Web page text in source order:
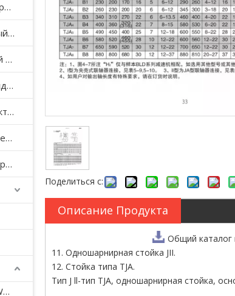
Редуктор с алюминиевым корпусом серии NMRV
Циклоидальный вертушечный редуктор B/X
ZQ ZD ZL ZS Цилиндрический редуктор с мягкой поверхностью зуба
ZSY ZLYJ DBY QJ ZD DC цилиндрический зубчатый редуктор средней твердости с поверхностью зуба
Спирально-конический редуктор серии T
SWL JW JWB Червячный подъемный домкрат серии JWM
Специальный переходник серии YHJ для безгравитационного смесителя
WH_WHCJ_CW_LCW_SCW_WD_WSJ_WXJ_A_M
Поделиться с:
Описание Продукта
Общий каталог
11. Одношарнирная стойка JII.
12. Стойка типа TJA.
Тип J ll-тип TJA, одношарнирная стойка,